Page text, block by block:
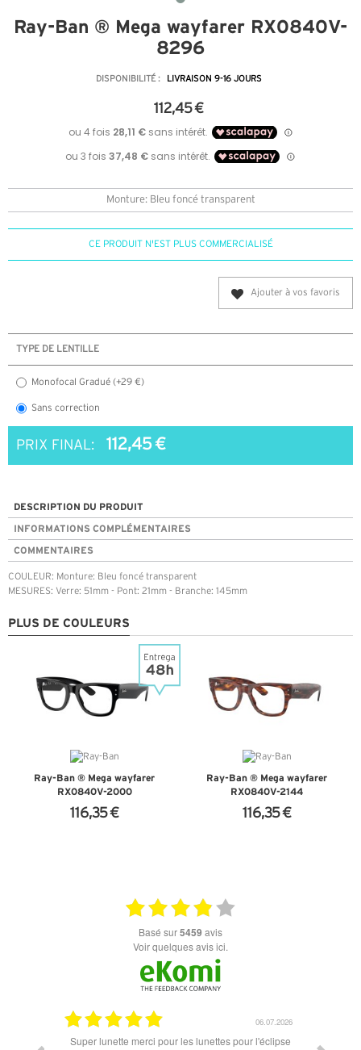
Ray-Ban ® Mega wayfarer RX0840V-
8296
DISPONIBILITÉ : LIVRAISON 9-16 JOURS
112,45 €
Monture: Bleu foncé transparent
CE PRODUIT N'EST PLUS COMMERCIALISÉ
Ajouter à vos favoris
TYPE DE LENTILLE
Monofocal Gradué (+29 €)
Sans correction
PRIX FINAL: 112,45 €
DESCRIPTION DU PRODUIT
INFORMATIONS COMPLÉMENTAIRES
COMMENTAIRES
COULEUR: Monture: Bleu foncé transparent
MESURES: Verre: 51mm - Pont: 21mm - Branche: 145mm
PLUS DE COULEURS
Ray-Ban ® Mega wayfarer
RX0840V-2000
116,35 €
Ray-Ban ® Mega wayfarer
RX0840V-2144
116,35 €
basé sur5459 avis
Voir quelques avis ici.
06.07.2026
Super lunette merci pour les lunettes pour l'éclipse